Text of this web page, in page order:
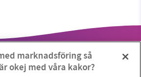
arbete – och vi hoppas att du
vill hjälpa oss.
genom att swisha en slant till
marknadsföring så
okej med våra kakor?